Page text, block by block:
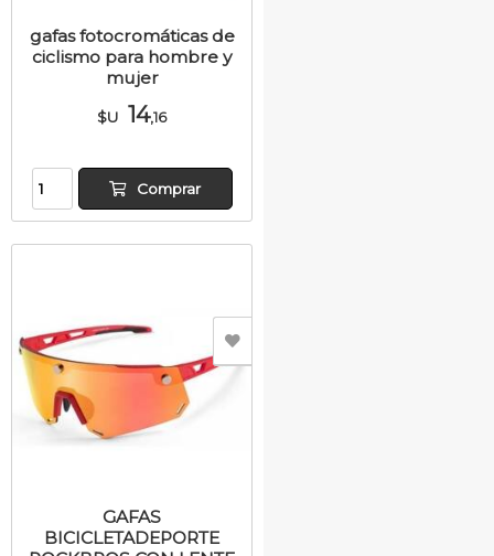
gafas fotocromáticas de
ciclismo para hombre y
mujer
$U 14,16
Comprar
GAFAS
BICICLETADEPORTE